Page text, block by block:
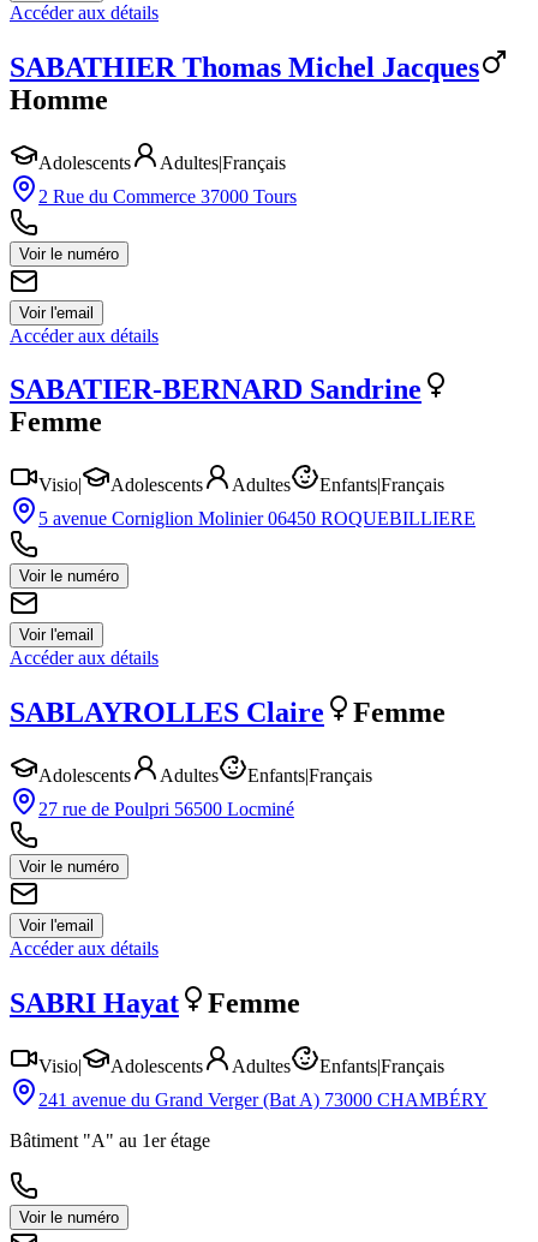
Accéder aux détails
SABATHIER Thomas Michel Jacques
Homme
Adolescents Adultes|Français
2 Rue du Commerce 37000 Tours
Voir le numéro
Voir l'email
Accéder aux détails
SABATIER-BERNARD Sandrine
Femme
Visio| Adolescents Adultes Enfants|Français
5 avenue Corniglion Molinier 06450 ROQUEBILLIERE
Voir le numéro
Voir l'email
Accéder aux détails
SABLAYROLLES Claire Femme
Adolescents Adultes Enfants|Français
27 rue de Poulpri 56500 Locminé
Voir le numéro
Voir l'email
Accéder aux détails
SABRI Hayat Femme
Visio| Adolescents Adultes Enfants|Français
241 avenue du Grand Verger (Bat A) 73000 CHAMBÉRY
Bâtiment "A" au 1er étage
Voir le numéro